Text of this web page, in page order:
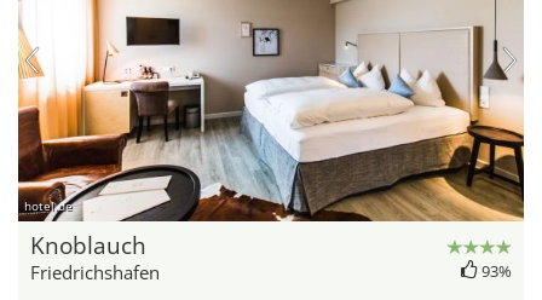
hotel.de
Knoblauch
Friedrichshafen 93%